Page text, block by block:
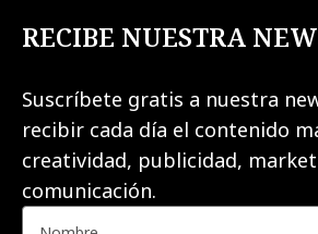
RECIBE NUESTRA
Suscríbete gratis a nuestra
recibir cada día el contenido
creatividad, publicidad,
comunicación.